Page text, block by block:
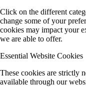
Click on the different
change some of your
cookies may impact your
we are able to offer.
Essential Website Cookies
These cookies are strictly
available through our